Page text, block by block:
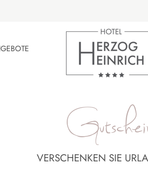
VERSCHENKEN SIE